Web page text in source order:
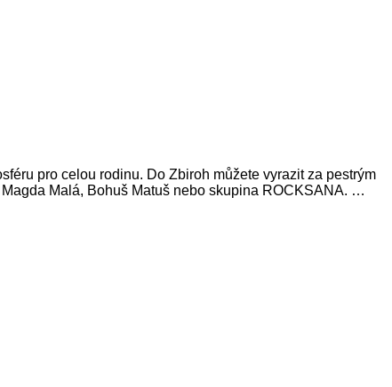
pro celou rodinu. Do Zbiroh můžete vyrazit za pestrým
Malá, Bohuš Matuš nebo skupina ROCKSANA. …